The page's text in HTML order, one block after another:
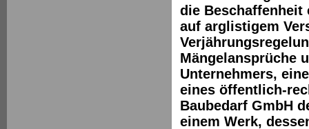
die Beschaffenheit
auf arglistigem
Mängelansprüche
Unternehmers,
eines öffentlich-
Baubedarf GmbH
einem Werk,